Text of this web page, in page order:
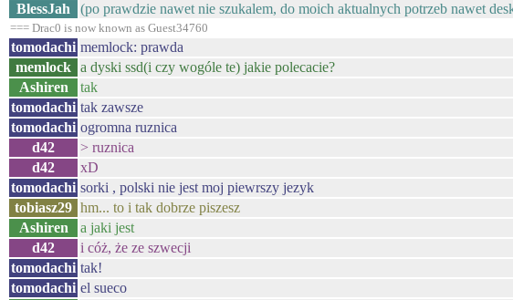
BlessJah
(po prawdzie nawet nie szukalem, do moich aktualnych potrzeb nawet
=== Drac0 is now known as Guest34760
tomodachi memlock: prawda
memlock a dyski ssd(i czy wogóle te) jakie polecacie?
Ashiren
tak
tomodachi tak zawsze
tomodachi ogromna ruznica
d42
> ruznica
d42
xD
tomodachi sorki , polski nie jest moj piewrszy jezyk
tobiasz29 hm... to i tak dobrze piszesz
Ashiren
a jaki jest
d42
i cóż, że ze szwecji
tomodachi tak!
tomodachi el sueco